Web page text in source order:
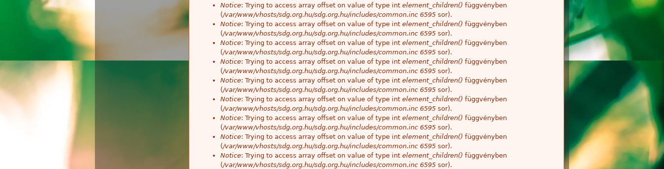
Notice: Trying to access array offset on value of type int element_children() függvényben
(/var/www/vhosts/sdg.org.hu/sdg.org.hu/includes/common.inc 6595 sor).
Notice: Trying to access array offset on value of type int element_children() függvényben
(/var/www/vhosts/sdg.org.hu/sdg.org.hu/includes/common.inc 6595 sor).
Notice: Trying to access array offset on value of type int element_children() függvényben
(/var/www/vhosts/sdg.org.hu/sdg.org.hu/includes/common.inc 6595 sor).
Notice: Trying to access array offset on value of type int element_children() függvényben
(/var/www/vhosts/sdg.org.hu/sdg.org.hu/includes/common.inc 6595 sor).
Notice: Trying to access array offset on value of type int element_children() függvényben
(/var/www/vhosts/sdg.org.hu/sdg.org.hu/includes/common.inc 6595 sor).
Notice: Trying to access array offset on value of type int element_children() függvényben
(/var/www/vhosts/sdg.org.hu/sdg.org.hu/includes/common.inc 6595 sor).
Notice: Trying to access array offset on value of type int element_children() függvényben
(/var/www/vhosts/sdg.org.hu/sdg.org.hu/includes/common.inc 6595 sor).
Notice: Trying to access array offset on value of type int element_children() függvényben
(/var/www/vhosts/sdg.org.hu/sdg.org.hu/includes/common.inc 6595 sor).
Notice: Trying to access array offset on value of type int element_children() függvényben
(/var/www/vhosts/sdg.org.hu/sdg.org.hu/includes/common.inc 6595 sor).